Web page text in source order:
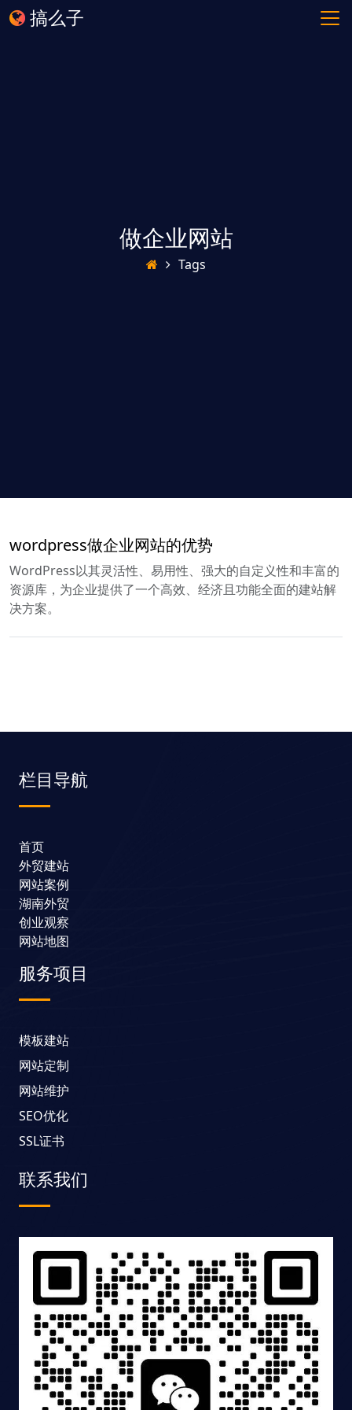
搞么子
做企业网站
Tags
wordpress做企业网站的优势
WordPress以其灵活性、易用性、强大的自定义性和丰富的
资源库，为企业提供了一个高效、经济且功能全面的建站解
决方案。
栏目导航
首页
外贸建站
网站案例
湖南外贸
创业观察
网站地图
服务项目
模板建站
网站定制
网站维护
SEO优化
SSL证书
联系我们